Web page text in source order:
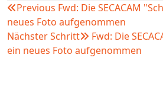
Beitragsnavigation
Previous Fwd: Die SECACAM
neues Foto aufgenommen
Nächster Schritt
Fwd: Die
ein neues Foto aufgenommen